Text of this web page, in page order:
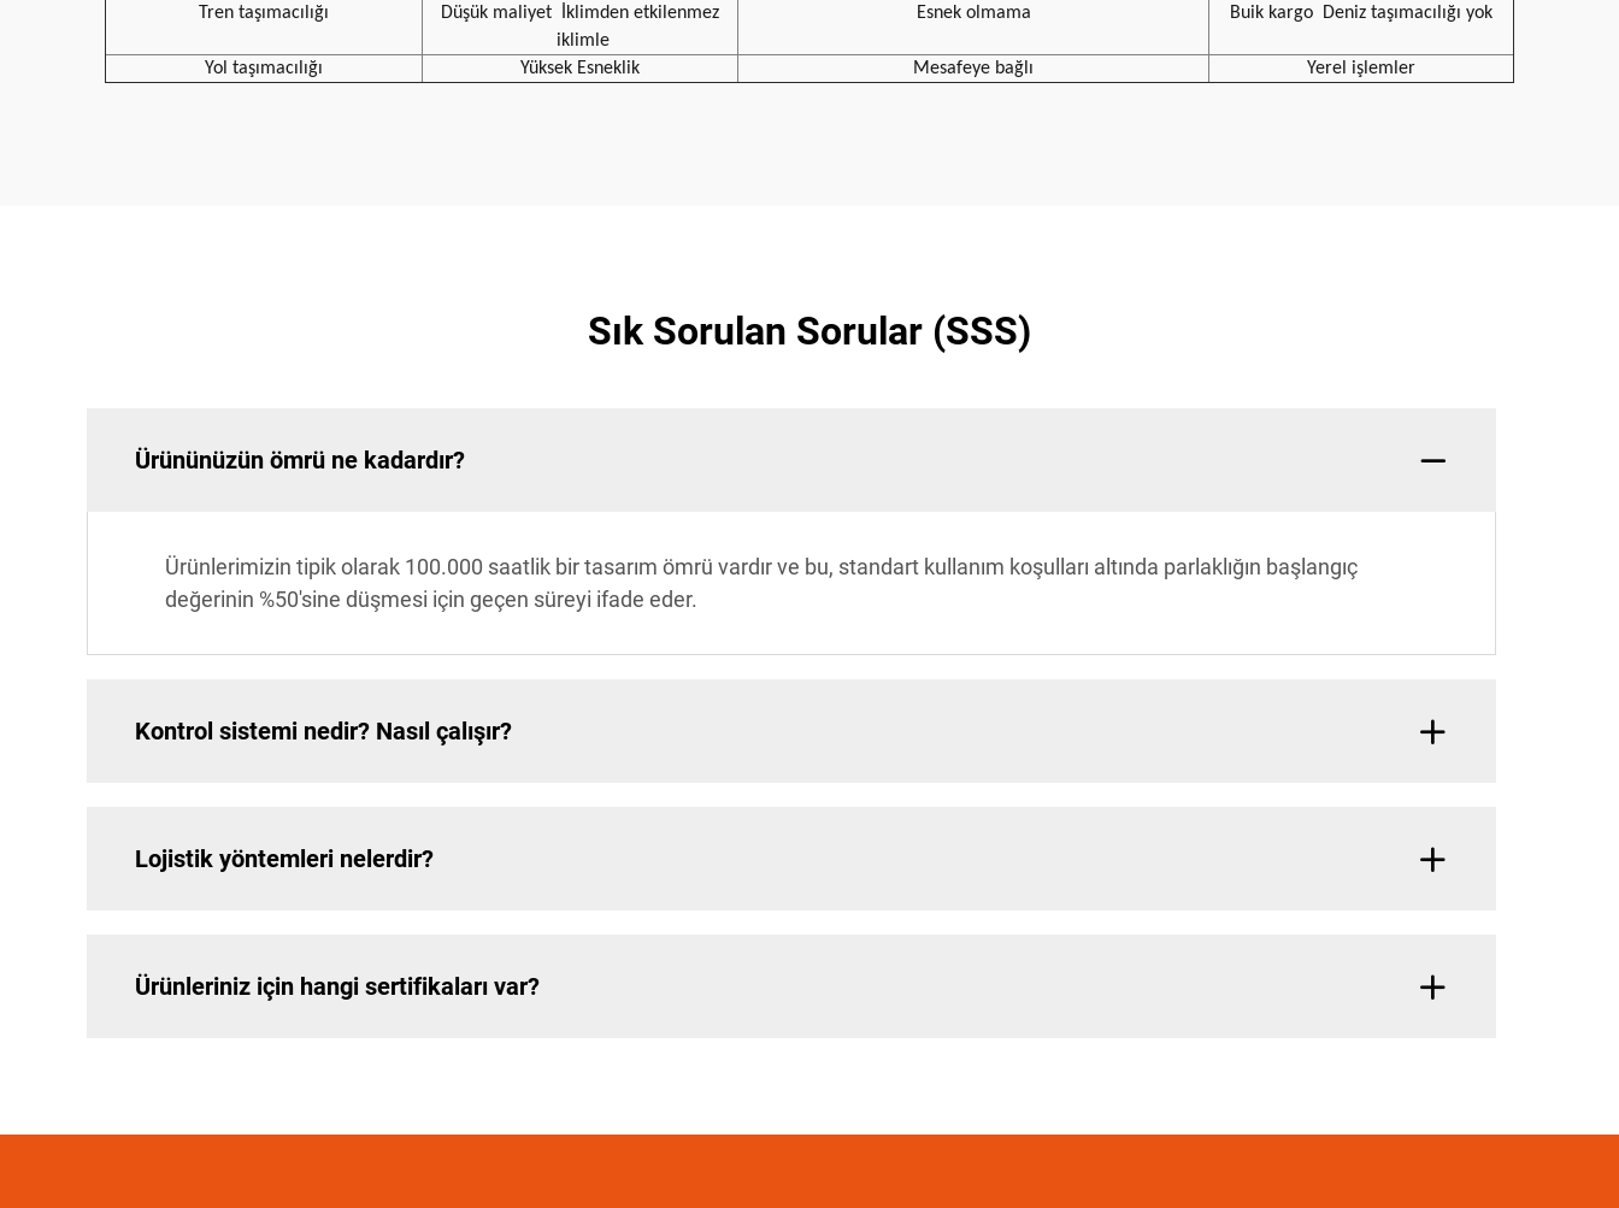
Tren taşımacılığı
Düşük maliyet
İklimden etkilenmez
iklimle
Esnek olmama Buik kargo Deniz taşımacılığı yok
Yol taşımacılığı Yüksek Esneklik Mesafeye bağlı Yerel işlemler
Sık Sorulan Sorular (SSS)
Ürününüzün ömrü ne kadardır?
Ürünlerimizin tipik olarak 100.000 saatlik bir tasarım ömrü vardır ve bu, standart kullanım koşulları altında parlaklığın başlangıç
değerinin %50'sine düşmesi için geçen süreyi ifade eder.
Kontrol sistemi nedir? Nasıl çalışır?
Lojistik yöntemleri nelerdir?
Ürünleriniz için hangi sertifikaları var?